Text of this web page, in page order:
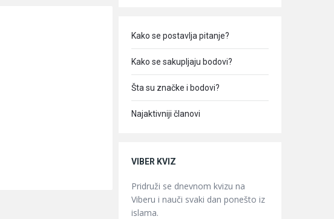
Kako se postavlja pitanje?
Kako se sakupljaju bodovi?
Šta su značke i bodovi?
Najaktivniji članovi
VIBER KVIZ
Pridruži se dnevnom kvizu na
Viberu i nauči svaki dan ponešto iz
islama.